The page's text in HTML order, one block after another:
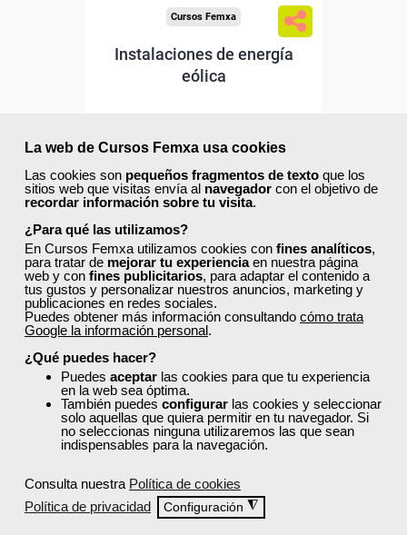
La web de Cursos Femxa usa cookies
Las cookies son pequeños fragmentos de texto que los
sitios web que visitas envía al navegador con el objetivo de
recordar información sobre tu visita.
¿Para qué las utilizamos?
En Cursos Femxa utilizamos cookies con fines analíticos,
para tratar de mejorar tu experienciaen nuestra página
web y con fines publicitarios, para adaptar el contenido a
tus gustos y personalizar nuestros anuncios, marketing y
publicaciones en redes sociales.
Puedes obtener más información consultando cómo trata
Google la información personal.
¿Qué puedes hacer?
Puedes aceptar las cookies para que tu experiencia
en la web sea óptima.
También puedes configurar las cookies y seleccionar
solo aquellas que quiera permitir en tu navegador. Si
no seleccionas ninguna utilizaremos las que sean
indispensables para la navegación.
Consulta nuestra Política de cookies
Política de privacidad
Configuración ◮
Cursos Femxa
Instalaciones de energía
eólica
100 horas
Online (toda España)
Ver curso
6 467
ONLINE
subvencionada.
Para desempleados,
trabajadores y autónomos.
-Metal.